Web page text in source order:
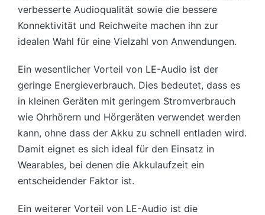
verbesserte Audioqualität sowie die bessere
Konnektivität und Reichweite machen ihn zur
idealen Wahl für eine Vielzahl von Anwendungen.
Ein wesentlicher Vorteil von LE-Audio ist der
geringe Energieverbrauch. Dies bedeutet, dass es
in kleinen Geräten mit geringem Stromverbrauch
wie Ohrhörern und Hörgeräten verwendet werden
kann, ohne dass der Akku zu schnell entladen wird.
Damit eignet es sich ideal für den Einsatz in
Wearables, bei denen die Akkulaufzeit ein
entscheidender Faktor ist.
Ein weiterer Vorteil von LE-Audio ist die